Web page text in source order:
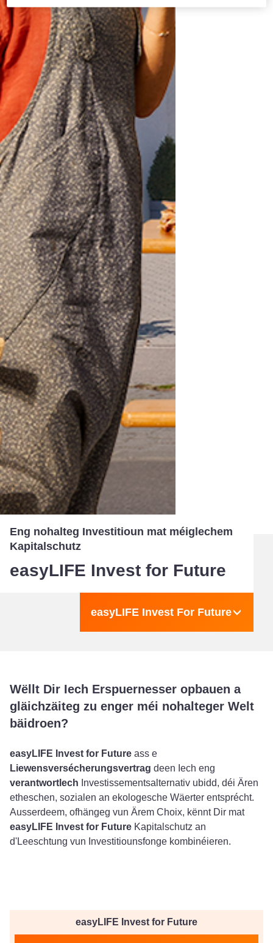
Eng nohalteg Investitioun mat méiglechem
Kapitalschutz
easyLIFE Invest for Future
easyLIFE Invest For Future
Wëllt Dir Iech Erspuernesser opbauen a
gläichzäiteg zu enger méi nohalteger Welt
bäidroen?
easyLIFE Invest for Future ass e
Liewensversécherungsvertrag deen Iech eng
verantwortlech Investissementsalternativ ubidd, déi Ären
etheschen, sozialen an ekologesche Wäerter entsprécht.
Ausserdeem, ofhängeg vun Ärem Choix, kënnt Dir mat
easyLIFE Invest for Future Kapitalschutz an
d'Leeschtung vun Investitiounsfonge kombinéieren.
easyLIFE Invest for Future